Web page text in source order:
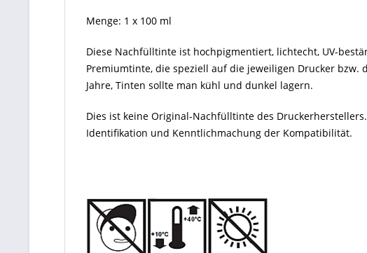
Menge: 1 x 100 ml
Diese Nachfülltinte ist hochpigmentiert, lichtecht, UV-
Premiumtinte, die speziell auf die jeweiligen Drucker bzw.
Jahre, Tinten sollte man kühl und dunkel lagern.
Dies ist keine Original-Nachfülltinte des
Identifikation und Kenntlichmachung der Kompatibilität.